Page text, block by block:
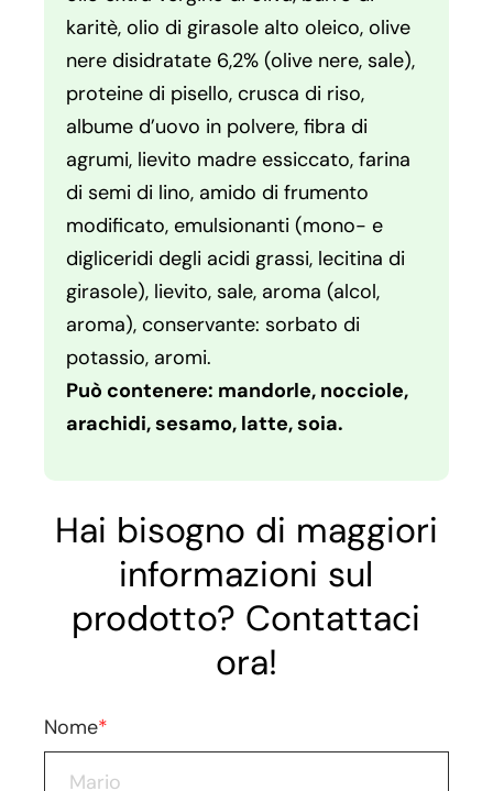
karitè, olio di girasole alto oleico, olive
nere disidratate 6,2% (olive nere, sale),
proteine di pisello, crusca di riso,
albume d’uovo in polvere, fibra di
agrumi, lievito madre essiccato, farina
di semi di lino, amido di frumento
modificato, emulsionanti (mono- e
digliceridi degli acidi grassi, lecitina di
girasole), lievito, sale, aroma (alcol,
aroma), conservante: sorbato di
potassio, aromi.
Può contenere: mandorle, nocciole,
arachidi, sesamo, latte, soia.
Hai bisogno di maggiori
informazioni sul
prodotto? Contattaci
ora!
Nome*